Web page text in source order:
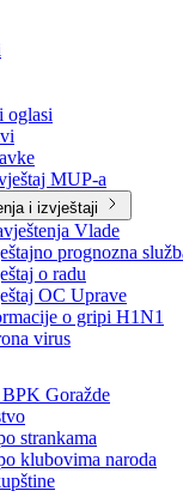
oglasi
MUP-a
i izvještaji
Vlade
prognozna
o radu
OC Uprave
o gripi H1N1
virus
Goražde